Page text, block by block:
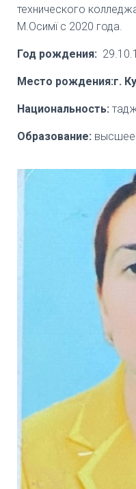
технического
М.Осимї с 2020 года.
Год рождения:
Место рождения:г.
Национальность:
Образование: высшее